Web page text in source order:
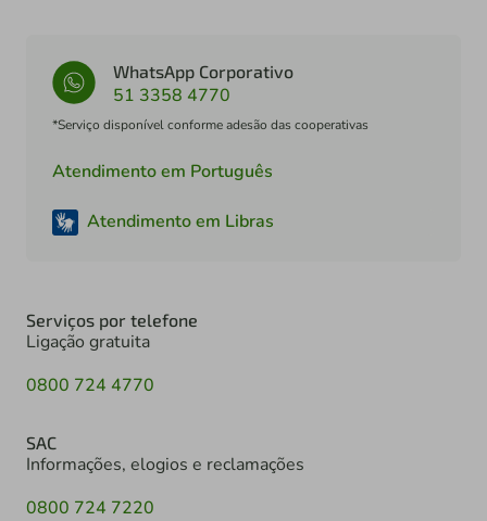
WhatsApp Corporativo
51 3358 4770
*Serviço disponível conforme adesão das cooperativas
Atendimento em Português
Atendimento em Libras
Serviços por telefone
Ligação gratuita
0800 724 4770
SAC
Informações, elogios e reclamações
0800 724 7220